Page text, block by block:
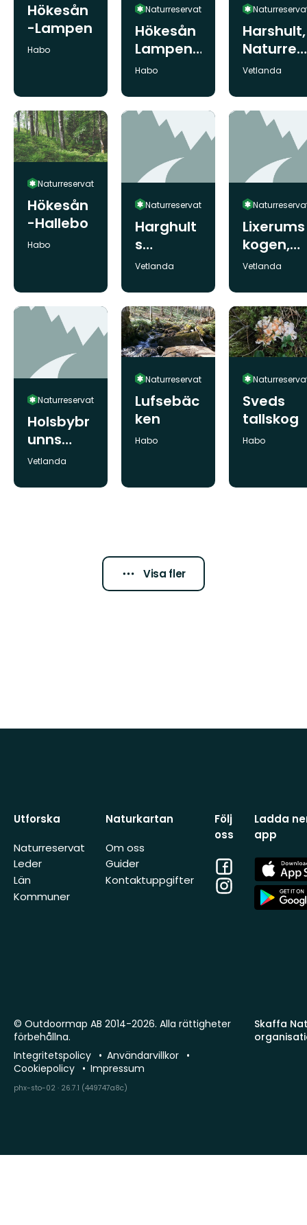
Hökesån
-Lampen
Kommun:
Habo
Naturreservat
Hökesån
Lampen,
Naturres
Kommun:
Habo
Harshult,
Naturres
ervat
Kommun:
Vetlanda
Naturreservat
Hökesån
-Hallebo
Kommun:
Habo
Naturreservat
Harghult
s
kalkbarrs
Naturres
ervat
Kommun:
Vetlanda
Lixerums
kogen,
Naturres
Kommun:
Vetlanda
Naturreservat
Holsbybr
unns
åsbarrsk
Naturres
Kommun:
Vetlanda
Naturreservat
Lufsebäc
ken
Kommun:
Habo
Sveds
tallskog
Kommun:
Habo
Visa fler
Utforska
Naturreservat
Leder
Län
Kommuner
Naturkartan
Om oss
Guider
Kontaktuppgifter
Följ
oss
Facebook
Instagram
Ladda
app
App
Store
App
Store
Skaffa
© Outdoormap AB 2014-2026. Alla rättigheter
förbehållna.
Integritetspolicy
Användarvillkor
Cookiepolicy
Impressum
phx-sto-02 · 26.7.1 (449747a8c)